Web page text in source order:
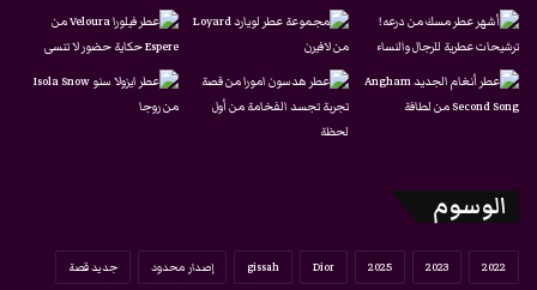
الوسوم
2022
2023
2025
Dior
gissah إصدار محدود جديد قصة